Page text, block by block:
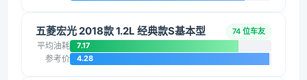
五菱宏光 2018款 1.2L 经典款S基本型 74 位车友
平均油耗 7.17
参考价 4.28